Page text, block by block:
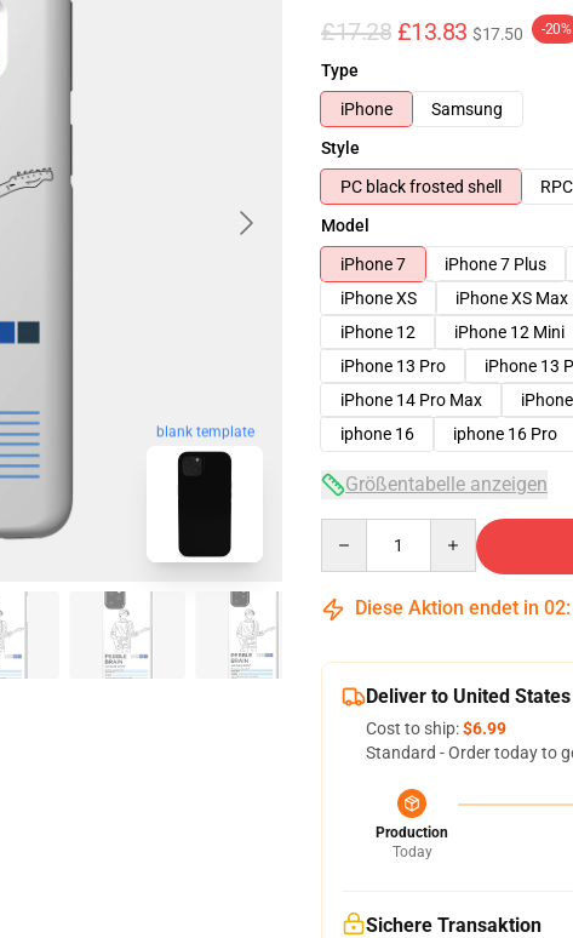
blank template
£17.28 £13.83 $17.50 -20%
Type
iPhone
Samsung
Style
PC black frosted shell
Model
iPhone 7
iPhone 7 Plus
iPhone XS
iPhone XS Max
iPhone 12
iPhone 12 Mini
iPhone 13 Pro
iPhone 13
iPhone 14 Pro Max
iphone 16
iphone 16 Pro
Größentabelle anzeigen
Diese Aktion endet in 02:
Deliver to United States
Cost to ship:$6.99
Standard - Order today to
Production
Today
Sichere Transaktion